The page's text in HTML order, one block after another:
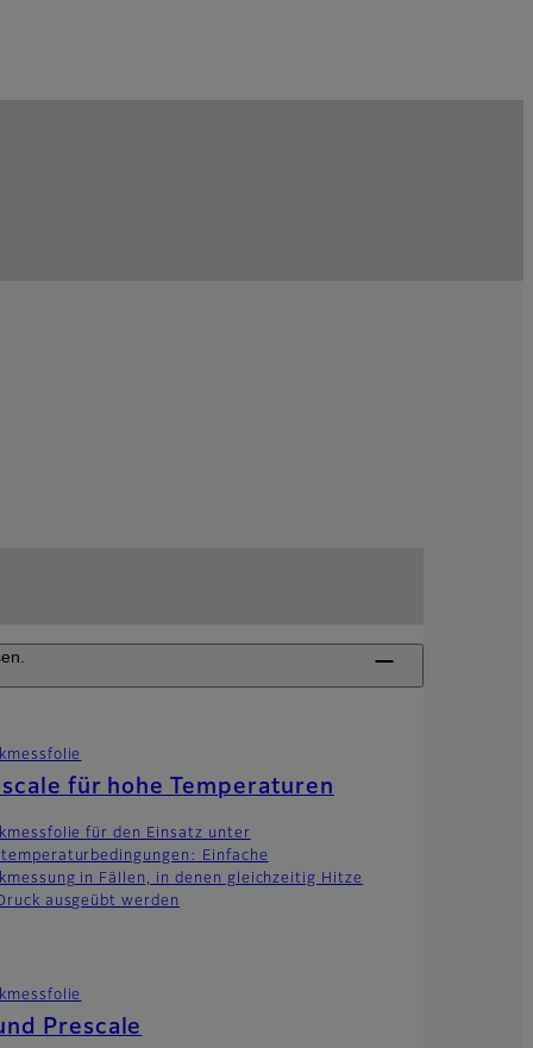
für hohe Temperaturen
für den Einsatz unter
Einfache
in Fällen, in denen gleichzeitig Hitze
ausgeübt werden
Prescale